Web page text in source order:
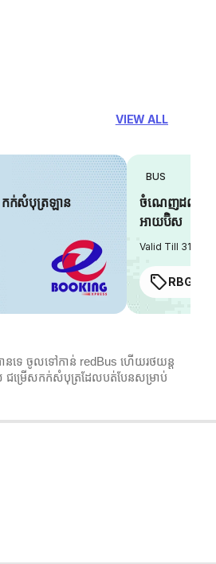
VIEW ALL
ក់សំបុត្រឡាន
BUS
ចំណេញដល់ $6
អាយប៊ិស
Valid Till 31 Dec
នទេ ចូលទៅកាន់ redBus ហើយរថយន្ត
ជម្រើសកក់សំបុត្រដែលបត់បែនសម្រាប់